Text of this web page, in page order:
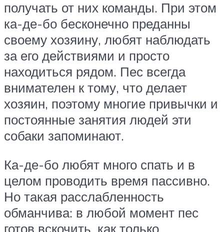
получать от них команды. При этом
ка-де-бо бесконечно преданны
своему хозяину, любят наблюдать
за его действиями и просто
находиться рядом. Пес всегда
внимателен к тому, что делает
хозяин, поэтому многие привычки и
постоянные занятия людей эти
собаки запоминают.
Ка-де-бо любят много спать и в
целом проводить время пассивно.
Но такая расслабленность
обманчива: в любой момент пес
готов вскочить, как только